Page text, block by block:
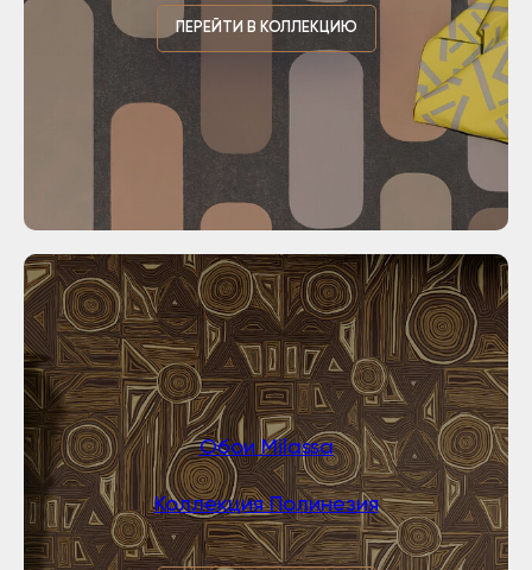
ПЕРЕЙТИ В КОЛЛЕКЦИЮ
Обои Milassa
Коллекция Полинезия